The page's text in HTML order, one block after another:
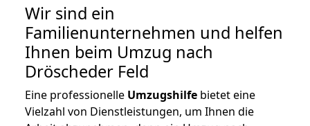
Wir sind ein
Familienunternehmen und helfen
Ihnen beim Umzug nach
Dröscheder Feld
Eine professionelle Umzugshilfe bietet eine
Vielzahl von Dienstleistungen, um Ihnen die